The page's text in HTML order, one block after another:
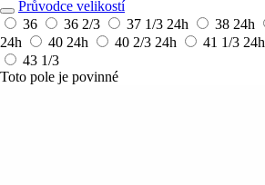
Průvodce velikostí
36
36 2/3 37 1/3 24h 38 24h
24h
40 24h 40 2/3 24h 41 1/3 24h
43 1/3
Toto pole je povinné